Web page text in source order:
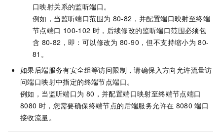
口映射关系的监听端口。
例如，当监听端口范围为 80-82，并配置端口映射至终端
节点端口 100-102 时，后续修改的监听端口范围必须包
含 80-82，即：可以修改为 80-90，但不支持缩小为 80-
81。
如果后端服务有安全组等访问限制，请确保入方向允许流量访
问端口映射中指定的终端节点端口。
例如，当监听端口为 80，并配置端口映射至终端节点端口
8080 时，您需要确保终端节点的后端服务允许在 8080 端口
接收流量。